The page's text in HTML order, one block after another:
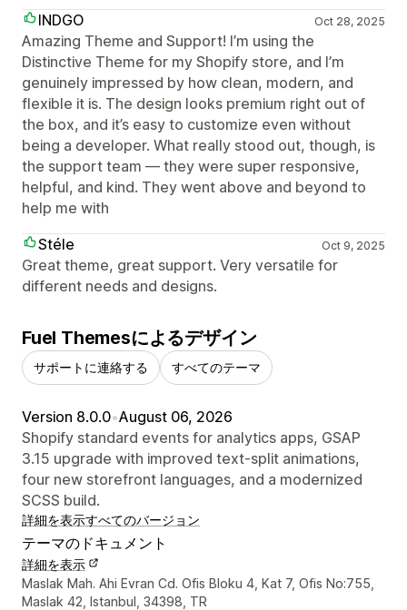
INDGO
Oct 28, 2025
Amazing Theme and Support! I’m using the
Distinctive Theme for my Shopify store, and I’m
genuinely impressed by how clean, modern, and
flexible it is. The design looks premium right out of
the box, and it’s easy to customize even without
being a developer. What really stood out, though, is
the support team — they were super responsive,
helpful, and kind. They went above and beyond to
help me with
Stéle
Oct 9, 2025
Great theme, great support. Very versatile for
different needs and designs.
Fuel Themesによるデザイン
サポートに連絡する すべてのテーマ
Version 8.0.0•August 06, 2026
Shopify standard events for analytics apps, GSAP
3.15 upgrade with improved text-split animations,
four new storefront languages, and a modernized
SCSS build.
詳細を表示すべてのバージョン
テーマのドキュメント
詳細を表示
デザイナーの連絡先情報
Maslak Mah. Ahi Evran Cd. Ofis Bloku 4, Kat 7, Ofis No:755,
Maslak 42, Istanbul, 34398, TR